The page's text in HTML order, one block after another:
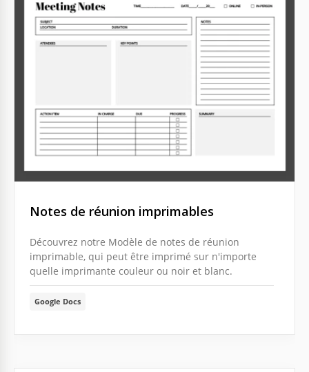
Notes de réunion imprimables
Découvrez notre Modèle de notes de réunion
imprimable, qui peut être imprimé sur n'importe
quelle imprimante couleur ou noir et blanc.
Google Docs